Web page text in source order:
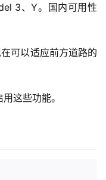
3、Y。国内可用性
可以适应前方道路的
这些功能。